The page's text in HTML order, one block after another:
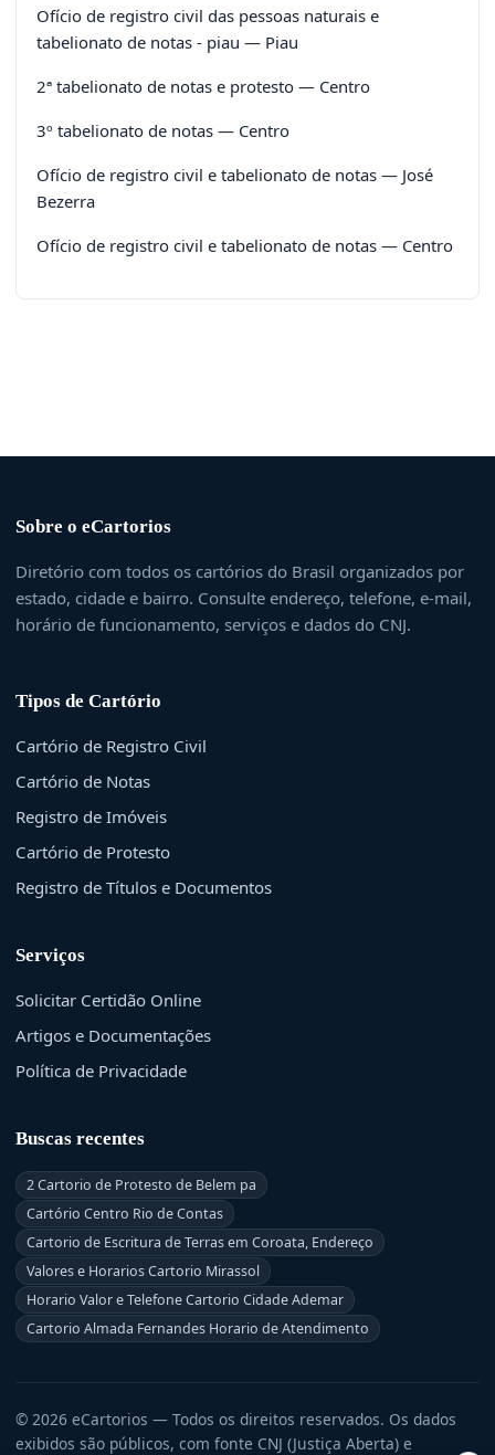
Ofício de registro civil das pessoas naturais e
tabelionato de notas - piau — Piau
2ª tabelionato de notas e protesto — Centro
3º tabelionato de notas — Centro
Ofício de registro civil e tabelionato de notas — José
Bezerra
Ofício de registro civil e tabelionato de notas — Centro
Sobre o eCartorios
Diretório com todos os cartórios do Brasil organizados por
estado, cidade e bairro. Consulte endereço, telefone, e-mail,
horário de funcionamento, serviços e dados do CNJ.
Tipos de Cartório
Cartório de Registro Civil
Cartório de Notas
Registro de Imóveis
Cartório de Protesto
Registro de Títulos e Documentos
Serviços
Solicitar Certidão Online
Artigos e Documentações
Política de Privacidade
Buscas recentes
2 Cartorio de Protesto de Belem pa
Cartório Centro Rio de Contas
Cartorio de Escritura de Terras em Coroata, Endereço
Valores e Horarios Cartorio Mirassol
Horario Valor e Telefone Cartorio Cidade Ademar
Cartorio Almada Fernandes Horario de Atendimento
© 2026 eCartorios — Todos os direitos reservados. Os dados
exibidos são públicos, com fonte CNJ (Justiça Aberta) e